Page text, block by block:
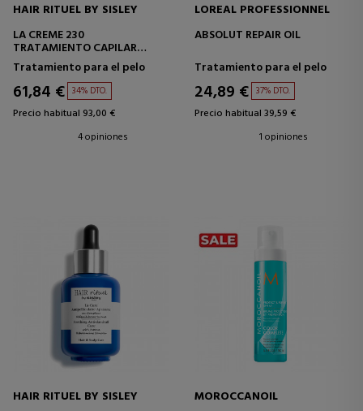
HAIR RITUEL BY SISLEY
LA CREME 230
TRATAMIENTO CAPILAR
REPARADOR
Tratamiento para el pelo
61,84 € 34% DTO.
Precio habitual 93,00 €
4 opiniones
LOREAL PROFESSIONNEL
ABSOLUT REPAIR OIL
Tratamiento para el pelo
24,89 € 37% DTO.
Precio habitual 39,59 €
1 opiniones
HAIR RITUEL BY SISLEY
MOROCCANOIL